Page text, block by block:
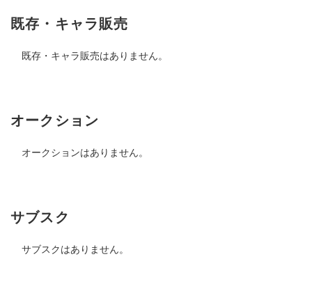
既存・キャラ販売
既存・キャラ販売はありません。
オークション
オークションはありません。
サブスク
サブスクはありません。